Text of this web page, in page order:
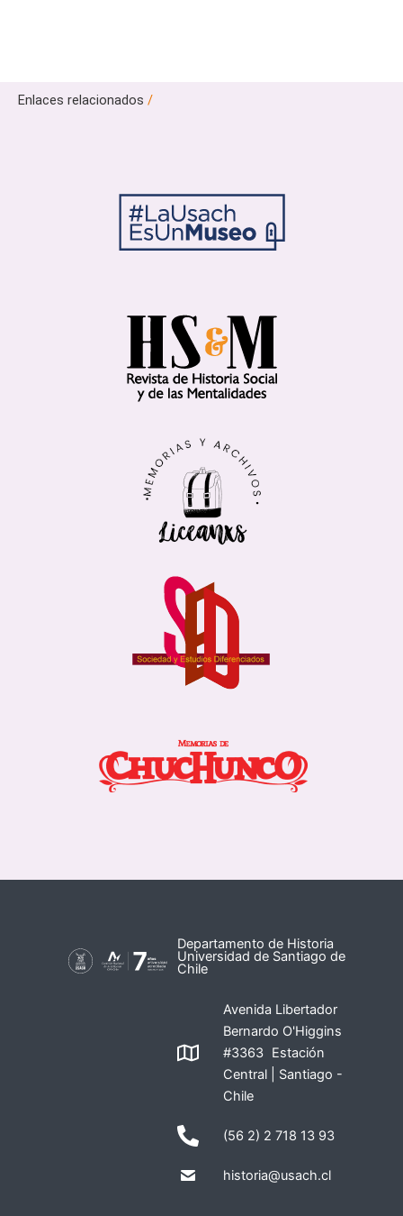
Enlaces relacionados /
Departamento de Historia
Universidad de Santiago de
Chile
Avenida Libertador
Bernardo O'Higgins
#3363 Estación
Central | Santiago -
Chile
(56 2) 2 718 13 93
historia@usach.cl